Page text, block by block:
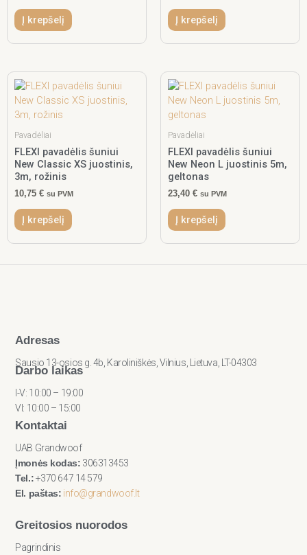
Į krepšelį Į krepšelį
Pavadėliai
FLEXI pavadėlis šuniui
New Classic XS juostinis,
3m, rožinis
10,75 € su PVM
Į krepšelį
Pavadėliai
FLEXI pavadėlis šuniui
New Neon L juostinis 5m,
geltonas
23,40 € su PVM
Į krepšelį
Adresas
Sausio 13-osios g. 4b, Karoliniškės, Vilnius, Lietuva, LT-04303
Darbo laikas
I-V: 10:00 – 19:00
VI: 10:00 – 15:00
Kontaktai
UAB Grandwoof
Įmonės kodas: 306313453
Tel.:+370 647 14 579
El. paštas: info@grandwoof.lt
Greitosios nuorodos
Pagrindinis